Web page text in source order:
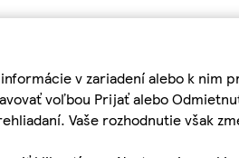
v zariadení alebo k
voľbou Prijať alebo
Vaše rozhodnutie však